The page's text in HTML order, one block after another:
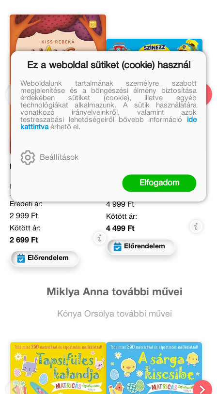
Hangkaland 3.
Eredeti ár:
2 999 Ft
Kötött ár:
2 699 Ft
Előrendelem
és matricázz velünk!
Eredeti ár:
4 999 Ft
Kötött ár:
4 499 Ft
Előrendelem
Miklya Anna további művei
Kónya Orsolya további művei
Ez a weboldal sütiket (cookie) használ
Weboldalunk tartalmának személyre szabott
megjelenítése és a böngészési élmény biztosítása
érdekében sütiket (cookie), illetve egyéb
technológiákat alkalmazunk. A sütik használatára
vonatkozó irányelveinkről, valamint azok
testreszabási lehetőségeiről bővebb információ
ide
kattintvaérhető el.
Beállítások
Elfogadom